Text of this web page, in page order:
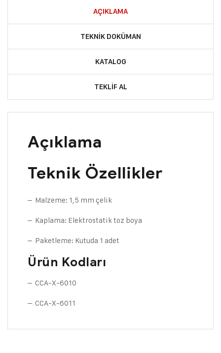
AÇIKLAMA
TEKNIK DOKÜMAN
KATALOG
TEKLIF AL
Açıklama
Teknik Özellikler
– Malzeme: 1,5 mm çelik
– Kaplama: Elektrostatik toz boya
– Paketleme: Kutuda 1 adet
Ürün Kodları
– CCA-X-6010
– CCA-X-6011